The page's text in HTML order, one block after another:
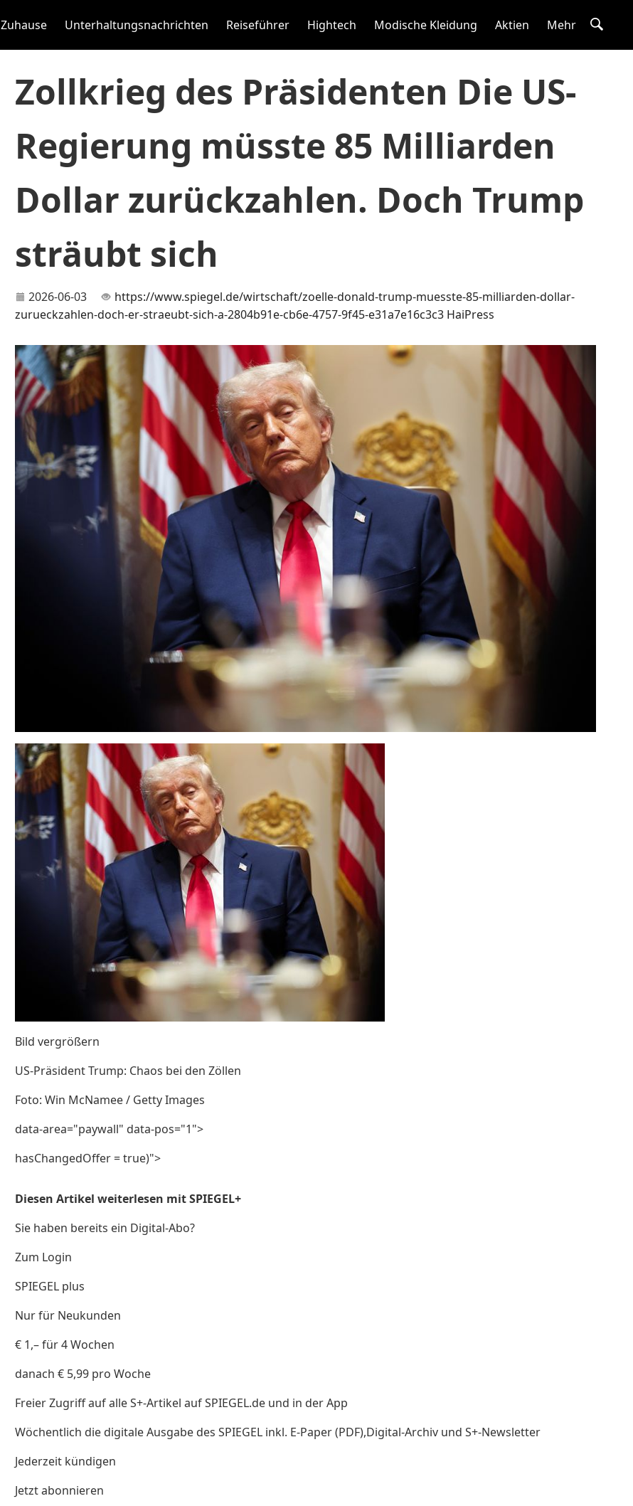
Zuhause Unterhaltungsnachrichten Reiseführer Hightech Modische Kleidung Aktien Mehr
Zollkrieg des Präsidenten Die US-
Regierung müsste 85 Milliarden
Dollar zurückzahlen. Doch Trump
sträubt sich
2026-06-03
https://www.spiegel.de/wirtschaft/zoelle-donald-trump-muesste-85-milliarden-dollar-
zurueckzahlen-doch-er-straeubt-sich-a-2804b91e-cb6e-4757-9f45-e31a7e16c3c3 HaiPress
Bild vergrößern
US-Präsident Trump: Chaos bei den Zöllen
Foto: Win McNamee / Getty Images
data-area="paywall" data-pos="1">
hasChangedOffer = true)">
Diesen Artikel weiterlesen mit SPIEGEL+
Sie haben bereits ein Digital-Abo?
Zum Login
SPIEGEL plus
Nur für Neukunden
€ 1,– für 4 Wochen
danach € 5,99 pro Woche
Freier Zugriff auf alle S+-Artikel auf SPIEGEL.de und in der App
Wöchentlich die digitale Ausgabe des SPIEGEL inkl. E-Paper (PDF),Digital-Archiv und S+-Newsletter
Jederzeit kündigen
Jetzt abonnieren